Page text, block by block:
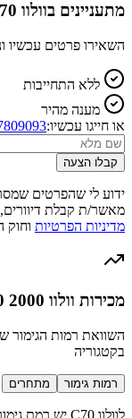
מתעניינים בוולוו C70
השאירו פרטים עכשיו
ללא התחייבות
מענה מהיר
או חייגו עכשיו:
קבלו הצעה
ידוע לי שהפרטים
מאשר/ת קבלת
מדיניות הפרטיות וחוק
מכירות וולוו C70 2000 והשוואה למתחרים
בקטגוריה
רמות גימור מתחרים
לוולוו C70 יש רמת גימור אחת עם 9 מכירות בשנת 2000